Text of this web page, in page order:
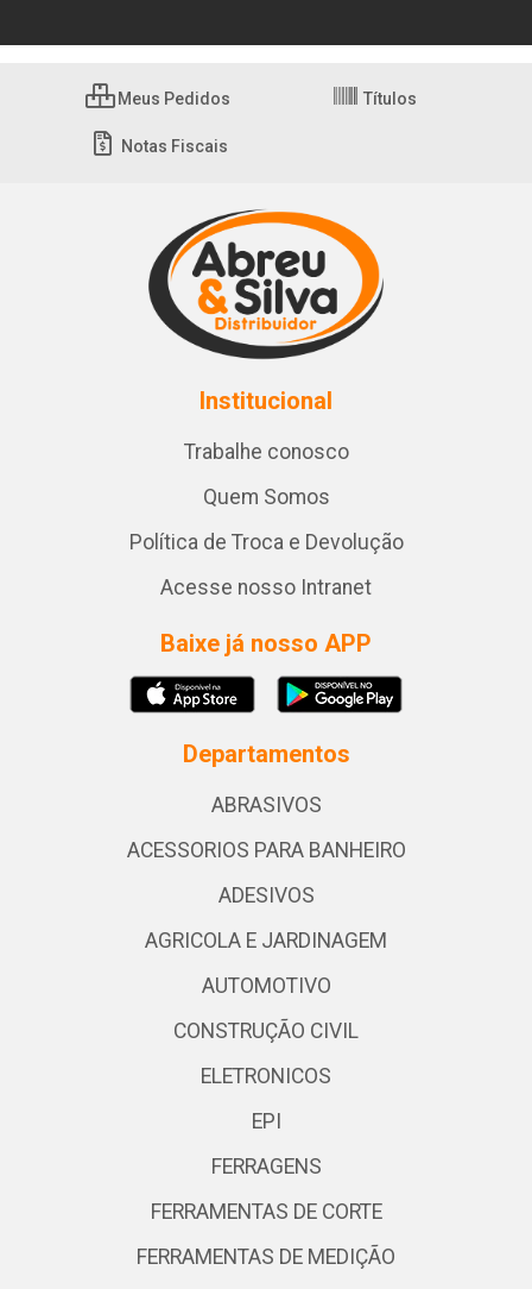
Meus Pedidos Títulos
Notas Fiscais
Institucional
Trabalhe conosco
Quem Somos
Política de Troca e Devolução
Acesse nosso Intranet
Baixe já nosso APP
Departamentos
ABRASIVOS
ACESSORIOS PARA BANHEIRO
ADESIVOS
AGRICOLA E JARDINAGEM
AUTOMOTIVO
CONSTRUÇÃO CIVIL
ELETRONICOS
EPI
FERRAGENS
FERRAMENTAS DE CORTE
FERRAMENTAS DE MEDIÇÃO